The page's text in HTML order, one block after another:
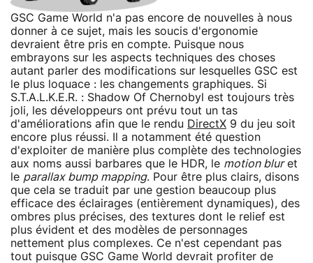
GSC Game World n'a pas encore de nouvelles à nous
donner à ce sujet, mais les soucis d'ergonomie
devraient être pris en compte. Puisque nous
embrayons sur les aspects techniques des choses
autant parler des modifications sur lesquelles GSC est
le plus loquace : les changements graphiques. Si
S.T.A.L.K.E.R. : Shadow Of Chernobyl est toujours très
joli, les développeurs ont prévu tout un tas
d'améliorations afin que le rendu DirectX 9 du jeu soit
encore plus réussi. Il a notamment été question
d'exploiter de manière plus complète des technologies
aux noms aussi barbares que le HDR, le motion bluret
le parallax bump mapping. Pour être plus clairs, disons
que cela se traduit par une gestion beaucoup plus
efficace des éclairages (entièrement dynamiques), des
ombres plus précises, des textures dont le relief est
plus évident et des modèles de personnages
nettement plus complexes. Ce n'est cependant pas
tout puisque GSC Game World devrait profiter de